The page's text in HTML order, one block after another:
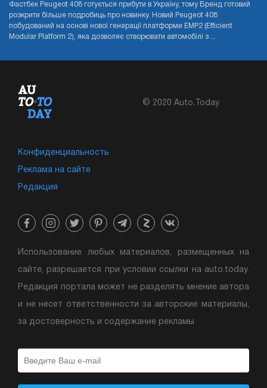
Фастбек Peugeot 408 готується прибути в Україну, тому Бренд готовий
розкрити більше подробиць про новинку. Новий Peugeot 408
побудований на основі нової генерації платформи EMP2 (Efficient
Modular Platform 2), яка дозволяє створювати автомобілі з ...
© 2020 Auto.Today
Конфиденциальность
Реклама на сайте
Редакция
Использование любых материалов, размещенных на
сайте, разрешается при условии ссылки на auto.today.
Редакция портала может не разделять мнение автора
и не несет ответственности за авторские материалы,
за достоверность и содержание рекламы